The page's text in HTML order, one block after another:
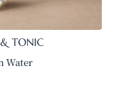
& TONIC
Water